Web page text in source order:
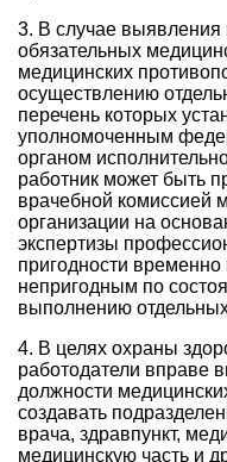
3. В случае выявления
обязательных
медицинских
осуществлению
перечень которых
уполномоченным
органом
работник может быть
врачебной комиссией
организации на
экспертизы
пригодности
непригодным по
выполнению
4. В целях охраны
работодатели вправе
должности
создавать
врача, здравпункт,
медицинскую часть и